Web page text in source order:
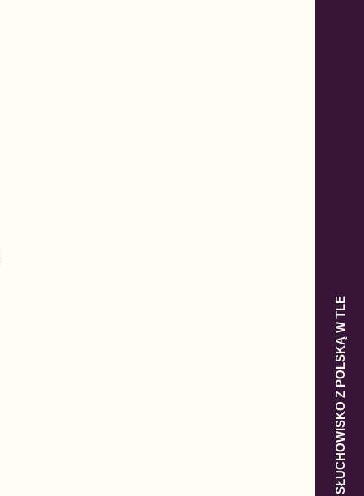
SŁUCHOWISKO Z POLSKĄ W TLE